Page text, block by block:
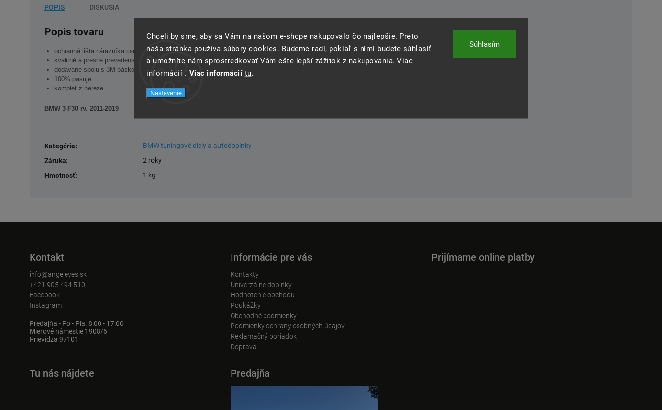
Chceli by sme, aby sa Vám na našom e-shope nakupovalo čo najlepšie. Preto
naša stránka používa súbory cookies. Budeme radi, pokiaľ s nimi budete súhlasiť
a umožníte nám sprostredkovať Vám ešte lepší zážitok z nakupovania. Viac
informácií . Viac informácií tu.
Nastavenie
Súhlasím
POPIS DISKUSIA
Popis tovaru
ochranná lišta nárazníka carbon optik
kvalitné a presné prevedenie
dodávané spolu s 3M páskou na nalepenie
100% pasuje
komplet z nereze
BMW 3 F30 rv. 2011-2019
Kategória:
BMW tuningové diely a autodoplnky
Záruka:
2 roky
Hmotnosť: 1 kg
Kontakt
info@angeleyes.sk
+421 905 494 510
Facebook
Instagram
Predajňa - Po - Pia: 8:00 - 17:00
Mierové námestie 1908/6
Prievidza 97101
Informácie pre vás
Kontakty
Univerzálne doplnky
Hodnotenie obchodu
Poukážky
Obchodné podmienky
Podmienky ochrany osobných údajov
Reklamačný poriadok
Doprava
Prijímame online platby
Tu nás nájdete Predajňa